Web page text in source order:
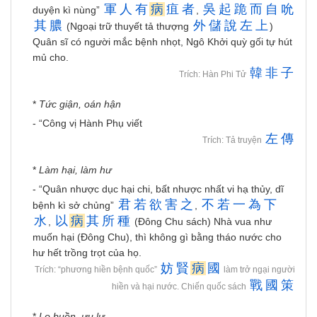
duyện kì nùng” 軍 人 有 病 疽 者 吳 起 跪 而 自 吮
其 膿 (Ngoại trữ thuyết tả thượng 外 儲 說 左 上)
Quân sĩ có người mắc bệnh nhọt, Ngô Khởi quỳ gối tự hút
mủ cho.
Trích: Hàn Phi Tử 韓 非 子
* Tức giận, oán hận
- “Công vị Hành Phụ viết
Trích: Tả truyện 左 傳
* Làm hại, làm hư
- “Quân nhược dục hại chi, bất nhược nhất vi hạ thủy, dĩ
bệnh kì sở chủng” 君 若 欲 害 之 不 若 一 為 下
水
以 病 其 所 種 (Đông Chu sách) Nhà vua như
muốn hại (Đông Chu), thì không gì bằng tháo nước cho
hư hết trồng trọt của họ.
Trích: “phương hiền bệnh quốc” 妨 賢 病 國
làm trở ngại người
hiền và hại nước. Chiến quốc sách 戰 國 策